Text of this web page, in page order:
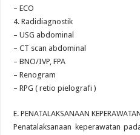
– ECO
4. Radidiagnostik
– USG abdominal
– CT scan abdominal
– BNO/IVP, FPA
– Renogram
– RPG ( retio pielografi )
E. PENATALAKSANAAN
Penatalaksanaan keperawatan